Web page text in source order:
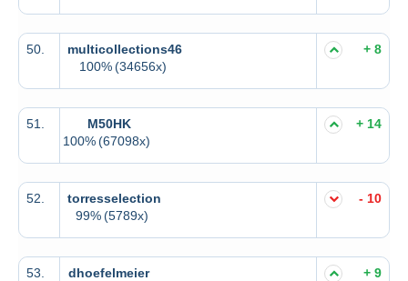
50.
multicollections46
100% (34656x)
+ 8
51.
M50HK
100%(67098x)
+ 14
52.
torresselection
99%(5789x)
- 10
53.
dhoefelmeier
+ 9